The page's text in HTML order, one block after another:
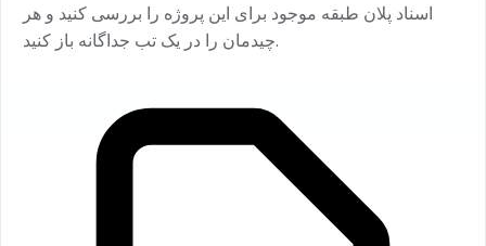
اسناد پلان طبقه موجود برای این پروژه را بررسی کنید و هر
چیدمان را در یک تب جداگانه باز کنید.